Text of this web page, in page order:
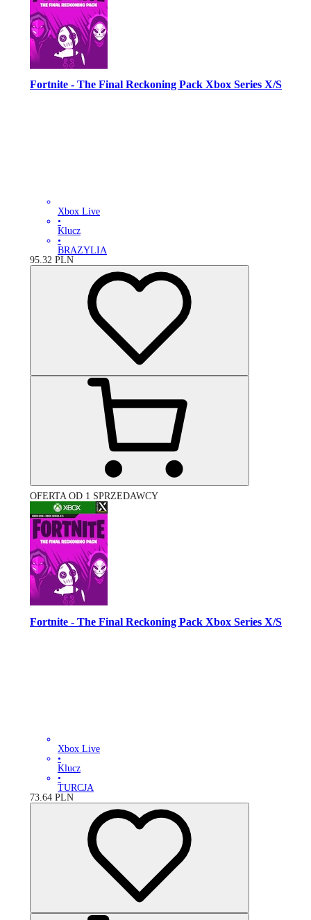
Fortnite - The Final Reckoning Pack Xbox Series X/S
Xbox Live
•
Klucz
•
BRAZYLIA
95.32 PLN
OFERTA OD 1 SPRZEDAWCY
Fortnite - The Final Reckoning Pack Xbox Series X/S
Xbox Live
•
Klucz
•
TURCJA
73.64 PLN